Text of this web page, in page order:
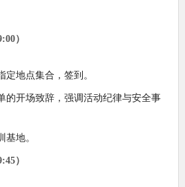
）
地点集合，签到。
的开场致辞，强调活动纪律与安全事
基地。
）